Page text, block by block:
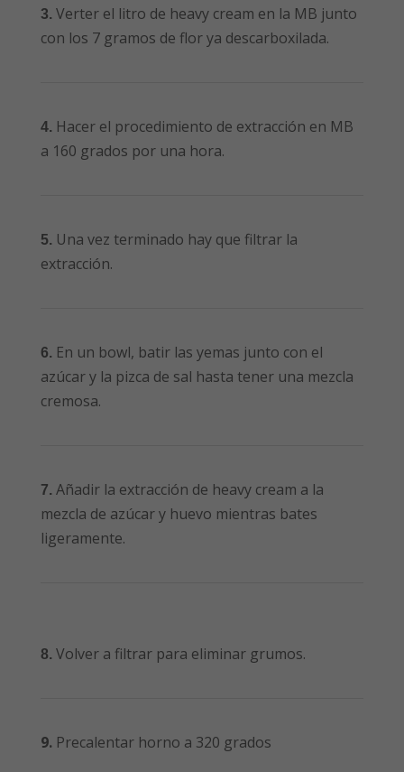
3. Verter el litro de heavy cream en la MB junto
con los 7 gramos de flor ya descarboxilada.
4. Hacer el procedimiento de extracción en MB
a 160 grados por una hora.
5. Una vez terminado hay que filtrar la
extracción.
6. En un bowl, batir las yemas junto con el
azúcar y la pizca de sal hasta tener una mezcla
cremosa.
7. Añadir la extracción de heavy cream a la
mezcla de azúcar y huevo mientras bates
ligeramente.
8. Volver a filtrar para eliminar grumos.
9. Precalentar horno a 320 grados